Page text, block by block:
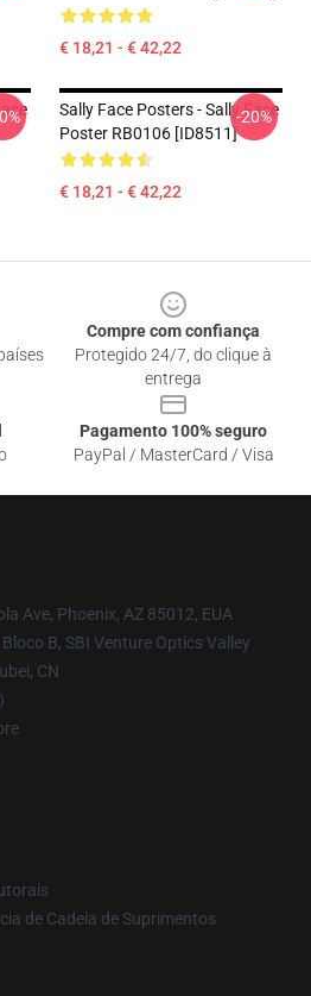
€ 18,21 - € 42,22
Sally Face Posters - Sally Face
Poster RB0106 [ID8511]
€ 18,21 - € 42,22
-20%
Compre com confiança
Protegido 24/7, do clique à
entrega
Pagamento 100% seguro
PayPal / MasterCard / Visa
Ave, Phoenix, AZ 85012, EUA
B, SBI Venture Optics Valley
CN
de Cadeia de Suprimentos